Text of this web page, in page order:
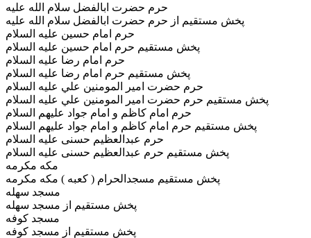
حرم حضرت ابالفضل سلام الله عليه
پخش مستقيم از حرم حضرت ابالفضل سلام الله عليه
حرم امام حسین علیه السلام
پخش مستقیم حرم امام حسین علیه السلام
حرم امام رضا علیه السلام
پخش مستقیم حرم امام رضا علیه السلام
حرم حضرت امير المومنين علي عليه السلام
پخش مستقيم حرم حضرت امير المومنين علي عليه السلام
حرم امام کاظم و امام جواد علیهم السلام
پخش مستقیم حرم امام کاظم و امام جواد علیهم السلام
حرم عبدالعظیم حسنی علیه السلام
پخش مستقیم حرم عبدالعظیم حسنی علیه السلام
مکه مکرمه
پخش مستقیم مسجدالحرام ( کعبه ) مکه مکرمه
مسجد سهله
پخش مستقيم از مسجد سهله
مسجد کوفه
پخش مستقيم از مسجد کوفه